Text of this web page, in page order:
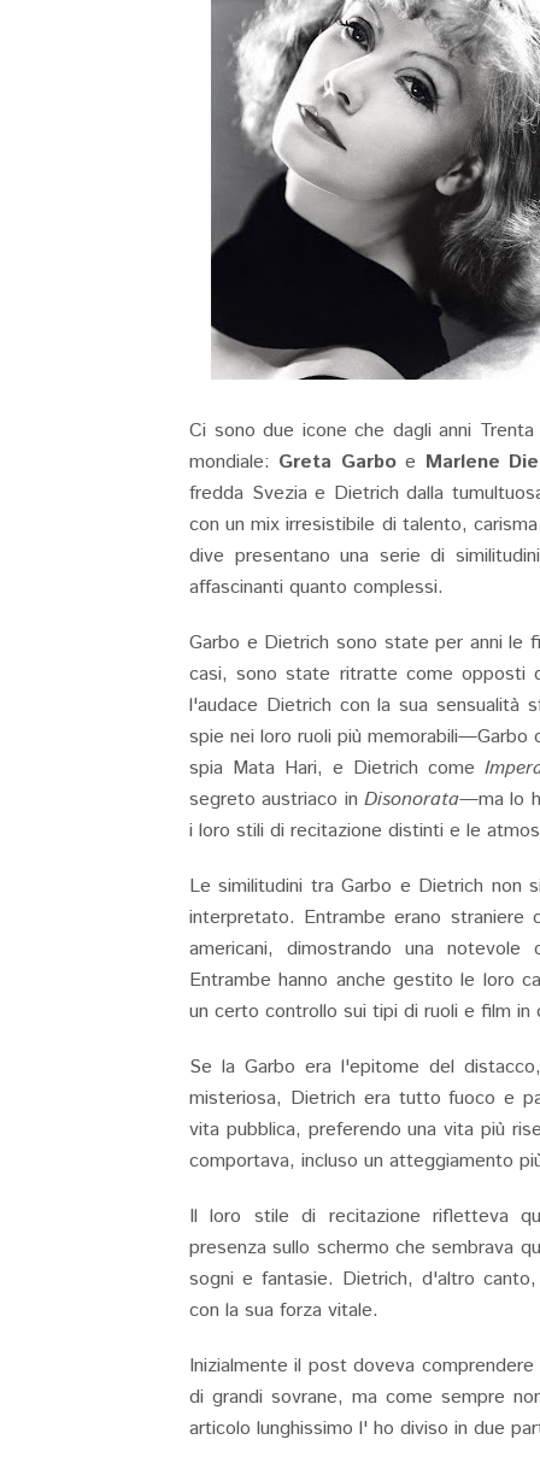
Ci sono due icone che dagli anni
mondiale: Greta Garboe Marlene
fredda Svezia e Dietrich dalla
con un mix irresistibile di talento,
dive presentano una serie di
affascinanti quanto complessi.
Garbo e Dietrich sono state per anni le
casi, sono state ritratte come opposti
l'audace Dietrich con la sua sensualità
spie nei loro ruoli più
spia Mata Hari, e Dietrich come
segreto austriaco inDisonorata—ma lo
i loro stili di recitazione distinti e le
Le similitudini tra Garbo e Dietrich non
interpretato. Entrambe erano
americani, dimostrando una
Entrambe hanno anche gestito le loro
un certo controllo sui tipi di ruoli e film in
Se la Garbo era l'epitome del
misteriosa, Dietrich era tutto fuoco e
vita pubblica, preferendo una vita più
comportava, incluso un atteggiamento
Il loro stile di recitazione rifletteva
presenza sullo schermo che sembrava
sogni e fantasie. Dietrich, d'altro
con la sua forza vitale.
Inizialmente il post doveva
di grandi sovrane, ma come sempre
articolo lunghissimo l' ho diviso in due